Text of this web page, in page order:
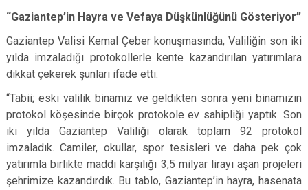
“Gaziantep’in Hayra ve Vefaya Düşkünlüğünü Gösteriyor”
Gaziantep Valisi Kemal Çeber konuşmasında, Valiliğin son iki
yılda imzaladığı protokollerle kente kazandırılan yatırımlara
dikkat çekerek şunları ifade etti:
“Tabii; eski valilik binamız ve geldikten sonra yeni binamızın
protokol köşesinde birçok protokole ev sahipliği yaptık. Son
iki yılda Gaziantep Valiliği olarak toplam 92 protokol
imzaladık. Camiler, okullar, spor tesisleri ve daha pek çok
yatırımla birlikte maddi karşılığı 3,5 milyar lirayı aşan projeleri
şehrimize kazandırdık. Bu tablo, Gaziantep’in hayra, hasenata